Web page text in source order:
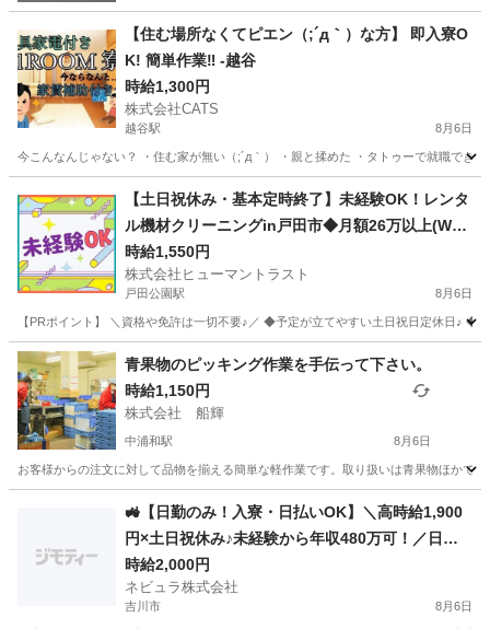
【住む場所なくてピエン（;´д｀）な方】 即入寮O
K! 簡単作業‼ -越谷
時給1,300円
株式会社CATS
越谷駅 8月6日
今こんなんじゃない？ ・住む家が無い（;´д｀） ・親と揉めた ・タトゥーで就職でき
越谷駅 仕分け 住み込み
【土日祝休み・基本定時終了】未経験OK！レンタ
ル機材クリーニングin戸田市◆月額26万以上(W2G
-0445_1)
時給1,550円
株式会社ヒューマントラスト
戸田公園駅 8月6日
【PRポイント】 ＼資格や免許は一切不要♪／ ◆予定が立てやすい土日祝日定休日♪ ◆
埼玉 戸田市 戸田公園駅
青果物のピッキング作業を手伝って下さい。
時給1,150円
株式会社 船輝
中浦和駅 8月6日
お客様からの注文に対して品物を揃える簡単な軽作業です。取り扱いは青果物ほかで
中浦和駅 仕分け
🚜【日勤のみ！入寮・日払いOK】＼高時給1,900
円×土日祝休み♪未経験から年収480万可！／日払
いOK＆交通費別途支給の大手トラクター・エンジ
ン製造スタッフ［茨城県つくばみらい市］80907
時給2,000円
ネビュラ株式会社
吉川市 8月6日